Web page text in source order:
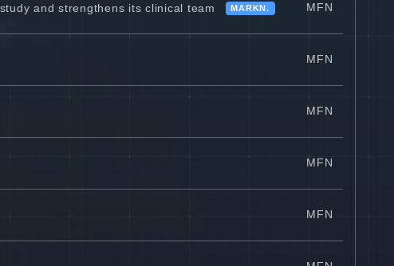
and strengthens its clinical team MARKN. MFN
MFN
MFN
MFN
MFN